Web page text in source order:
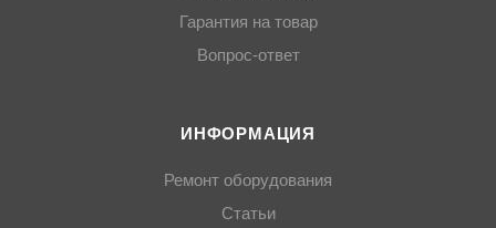
Гарантия на товар
Вопрос-ответ
ИНФОРМАЦИЯ
Ремонт оборудования
Статьи